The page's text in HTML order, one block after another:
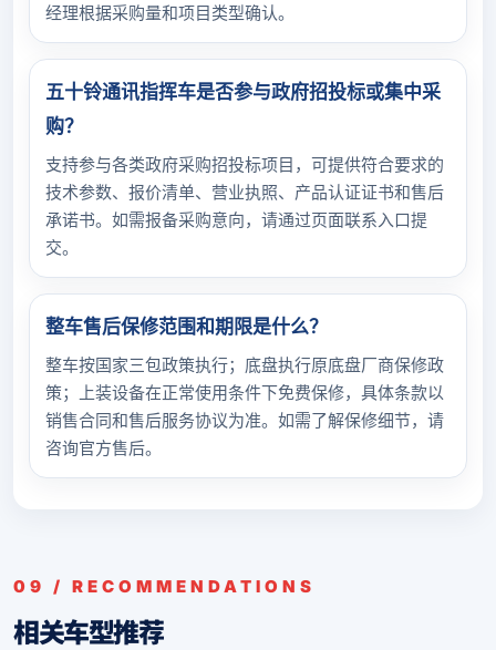
经理根据采购量和项目类型确认。
五十铃通讯指挥车是否参与政府招投标或集中采
购？
支持参与各类政府采购招投标项目，可提供符合要求的
技术参数、报价清单、营业执照、产品认证证书和售后
承诺书。如需报备采购意向，请通过页面联系入口提
交。
整车售后保修范围和期限是什么？
整车按国家三包政策执行；底盘执行原底盘厂商保修政
策；上装设备在正常使用条件下免费保修，具体条款以
销售合同和售后服务协议为准。如需了解保修细节，请
咨询官方售后。
09 / RECOMMENDATIONS
相关车型推荐